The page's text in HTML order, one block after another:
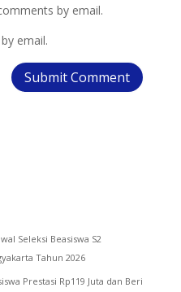
by email.
email.
Seleksi Beasiswa S2
Tahun 2026
Prestasi Rp119 Juta dan Beri